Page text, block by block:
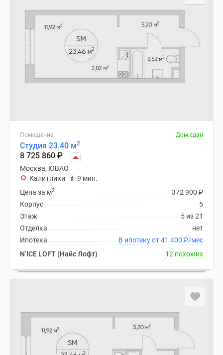
Программа
реновации
премиум-
класса
Новостройки
бизнес-
класса
Рассрочка
Траншевая
ипотека
коттеджи
Коттеджные
поселки
Готовые
коттеджные
поселки
Помещение Дом сдан
Студия 23.40 м2
8 725 860 ₽
Москва, ЮВАО
Калитники
9 мин.
372 900 ₽
Цена за м2
5
Корпус
5 из 21
Этаж
нет
Отделка
В ипотеку от 41 400 ₽/мес
Ипотека
N’ICE LOFT (Найс Лофт)
12 похожих